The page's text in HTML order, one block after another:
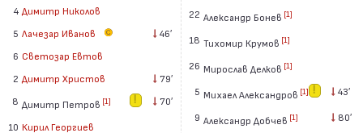
4 Димитр Николов
5 Лачезар Иванов 46′
6 Светозар Евтов
2 Димитр Христов
79′
8 Димитр Петров [1] 70′
10 Кирил Георгиев
22 Александр Бонев [1]
18 Тихомир Крумов [1]
26 Мирослав Делков [1]
5 Михаел Александров [1] 43′
9 Александр Добчев [1] 80′